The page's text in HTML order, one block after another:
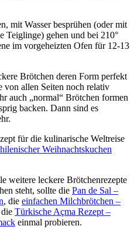
mit Wasser besprühen (oder mit
Teiglinge) gehen und bei 210°
im vorgeheizten Ofen für 12-13
Brötchen deren Form perfekt
von allen Seiten noch relativ
auch „normal“ Brötchen formen
backen. Dann sind es
für die kulinarische Weltreise
Weihnachtskuchen
weitere leckere Brötchenrezepte
steht, sollte die Pan de Sal –
, die einfachen Milchbrötchen –
Türkische Açma Rezept –
einmal probieren.